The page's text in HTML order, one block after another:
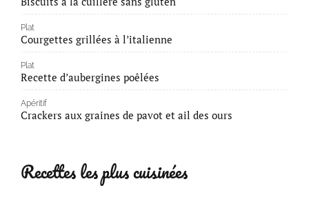
Plat
Courgettes grillées à l’italienne
Plat
Recette d’aubergines poêlées
Apéritif
Crackers aux graines de pavot et ail des ours
Recettes les plus cuisinées